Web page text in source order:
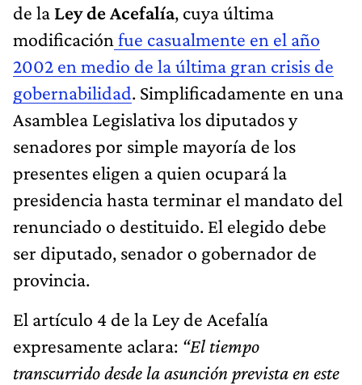
de la Ley de Acefalía, cuya última
modificación fue casualmente en el año
2002 en medio de la última gran crisis de
gobernabilidad. Simplificadamente en una
Asamblea Legislativa los diputados y
senadores por simple mayoría de los
presentes eligen a quien ocupará la
presidencia hasta terminar el mandato del
renunciado o destituido. El elegido debe
ser diputado, senador o gobernador de
provincia.
El artículo 4 de la Ley de Acefalía
expresamente aclara: “El tiempo
transcurrido desde la asunción prevista en este